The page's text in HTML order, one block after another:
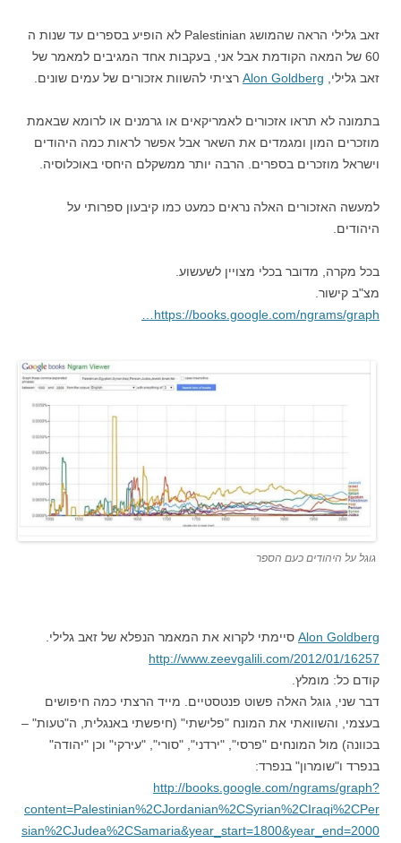
זאב גלילי הראה שהמושג Palestinian לא הופיע בספרים עד שנות ה
60 של המאה הקודמת אבל אני, בעקבות אחד המגיבים למאמר של
זאב גלילי, Alon Goldberg רציתי להשוות אזכורים של עמים שונים.
בתמונה לא תראו אזכורים לאמריקאים או גרמנים או לרומא שבאמת
מוזכרים המון ומגמדים את השאר אבל אפשר לראות כמה היהודים
וישראל מוזכרים בספרים. הרבה יותר ממשקלם היחסי באוכלוסיה.
למעשה האזכורים האלה נראים כמעט כמו קיבעון ספרותי על
היהודים.
בכל מקרה, מדובר בכלי מצויין לשעשוע.
מצ"ב קישור.
https://books.google.com/ngrams/graph…
גוגל על היהודים כעם הספר
Alon Goldberg סיימתי לקרוא את המאמר הנפלא של זאב גלילי.
http://www.zeevgalili.com/2012/01/16257
קודם כל: מומלץ.
דבר שני, גוגל האלה פשוט פנטסטיים. מייד הרצתי כמה חיפושים
בעצמי, והשוואתי את המונח "פלישתי" (חיפשתי באנגלית, ה"טעות" –
בכוונה) מול המונחים "פרסי", "ירדני", "סורי", "עירקי" וכן "יהודה"
בנפרד ו"שומרון" בנפרד:
http://books.google.com/ngrams/graph?
content=Palestinian%2CJordanian%2CSyrian%2CIraqi%2CPer
sian%2CJudea%2CSamaria&year_start=1800&year_end=2000